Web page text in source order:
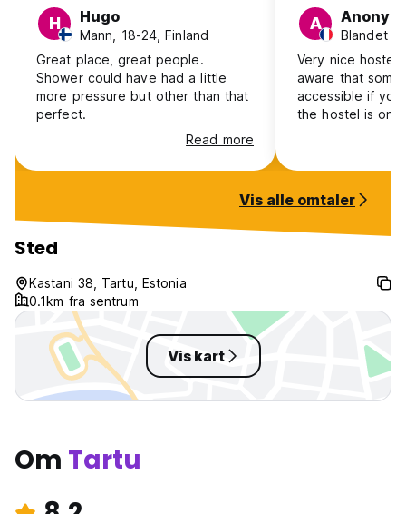
H Hugo
Mann, 18-24, Finland
Great place, great people.
Shower could have had a little
more pressure but other than that
perfect.
Read more
A Anonym
Very nice hostel
aware that
accessible if
the hostel is on
Vis alle omtaler
Sted
Kastani 38, Tartu, Estonia
0.1km fra sentrum
Vis kart
Om Tartu